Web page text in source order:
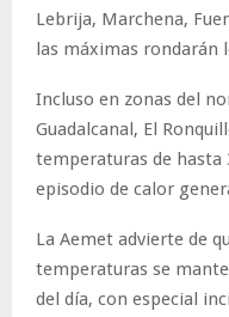
Lebrija, Marchena,
las máximas rondarán
Incluso en zonas del
Guadalcanal, El
temperaturas de hasta
episodio de calor
La Aemet advierte de
temperaturas se
del día, con especial